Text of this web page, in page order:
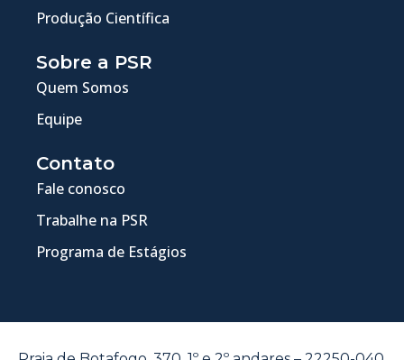
Produção Científica
Sobre a PSR
Quem Somos
Equipe
Contato
Fale conosco
Trabalhe na PSR
Programa de Estágios